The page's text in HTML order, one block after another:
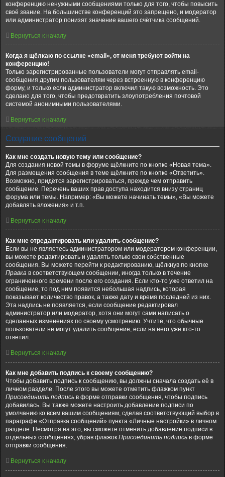
конференцию ненужными сообщениями только для того, чтобы повысить
своё звание. На большинстве конференций это запрещено, и модератор
или администратор понизят значение вашего счётчика сообщений.
Вернуться к началу
Когда я щёлкаю по ссылке «email», от меня требуют войти на
конференцию!
Только зарегистрированные пользователи могут отправлять email-
сообщения другим пользователям через встроенную в конференцию
форму, и только если администратор включил такую возможность. Это
сделано для того, чтобы предотвратить злоупотребления почтовой
системой анонимными пользователями.
Вернуться к началу
Создание сообщений
Как мне создать новую тему или сообщение?
Для создания новой темы в форуме щёлкните по кнопке «Новая тема».
Для размещения сообщения в теме щёлкните по кнопке «Ответить».
Возможно, придётся зарегистрироваться, прежде чем отправить
сообщение. Перечень ваших прав доступа находится внизу страниц
форума или темы. Например: «Вы можете начинать темы», «Вы можете
добавлять вложения» и т.п.
Вернуться к началу
Как мне отредактировать или удалить сообщение?
Если вы не являетесь администратором или модератором конференции,
вы можете редактировать и удалять только свои собственные
сообщения. Вы можете перейти к редактированию, щёлкнув по кнопке
Правка в соответствующем сообщении, иногда только в течение
ограниченного времени после его создания. Если кто-то уже ответил на
сообщение, то под ним появится небольшая надпись, которая
показывает количество правок, а также дату и время последней из них.
Эта надпись не появляется, если сообщение редактировал
администратор или модератор, хотя они могут сами написать о
сделанных изменениях по своему усмотрению. Учтите, что обычные
пользователи не могут удалить сообщение, если на него уже кто-то
ответил.
Вернуться к началу
Как мне добавить подпись к своему сообщению?
Чтобы добавить подпись к сообщению, вы должны сначала создать её в
личном разделе. После этого вы можете отметить флажком пункт
Присоединить подпись в форме отправки сообщения, чтобы подпись
добавилась. Вы также можете настроить добавление подписи по
умолчанию ко всем вашим сообщениям, сделав соответствующий выбор в
параграфе «Отправка сообщений» пункта «Личные настройки» в личном
разделе. Несмотря на это, вы сможете отменить добавление подписи в
отдельных сообщениях, убрав флажок Присоединить подпись в форме
отправки сообщения.
Вернуться к началу